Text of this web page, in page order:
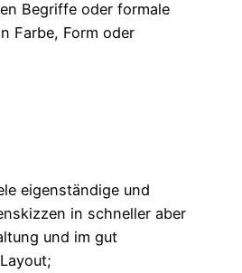
Begriffe oder formale
Farbe, Form oder
eigenständige und
in schneller aber
und im gut